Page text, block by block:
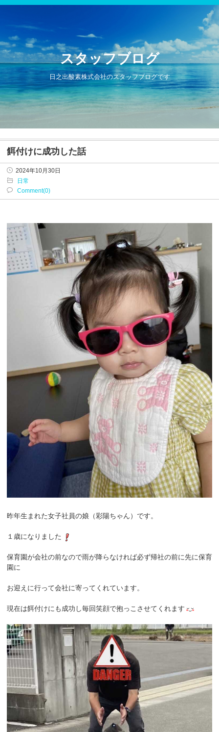
スタッフブログ
日之出酸素株式会社のスタッフブログです
餌付けに成功した話
2024年10月30日
日常
Comment(0)
昨年生まれた女子社員の娘（彩陽ちゃん）です。
１歳になりました
保育園が会社の前なので雨が降らなければ必ず帰社の前に先に保育
園に
お迎えに行って会社に寄ってくれています。
現在は餌付けにも成功し毎回笑顔で抱っこさせてくれます